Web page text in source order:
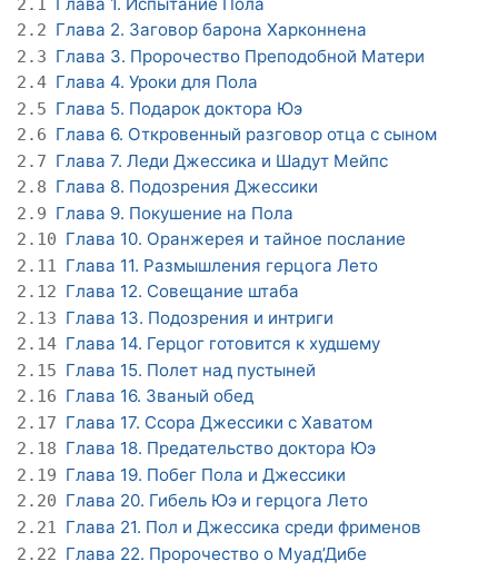
2.1
2.2 Глава 2. Заговор барона Харконнена
2.3 Глава 3. Пророчество Преподобной Матери
2.4 Глава 4. Уроки для Пола
2.5 Глава 5. Подарок доктора Юэ
2.6 Глава 6. Откровенный разговор отца с сыном
2.7 Глава 7. Леди Джессика и Шадут Мейпс
2.8 Глава 8. Подозрения Джессики
2.9 Глава 9. Покушение на Пола
2.10 Глава 10. Оранжерея и тайное послание
2.11 Глава 11. Размышления герцога Лето
2.12 Глава 12. Совещание штаба
2.13 Глава 13. Подозрения и интриги
2.14 Глава 14. Герцог готовится к худшему
2.15 Глава 15. Полет над пустыней
2.16 Глава 16. Званый обед
2.17 Глава 17. Ссора Джессики с Хаватом
2.18 Глава 18. Предательство доктора Юэ
2.19 Глава 19. Побег Пола и Джессики
2.20 Глава 20. Гибель Юэ и герцога Лето
2.21 Глава 21. Пол и Джессика среди фрименов
2.22 Глава 22. Пророчество о Муад’Дибе